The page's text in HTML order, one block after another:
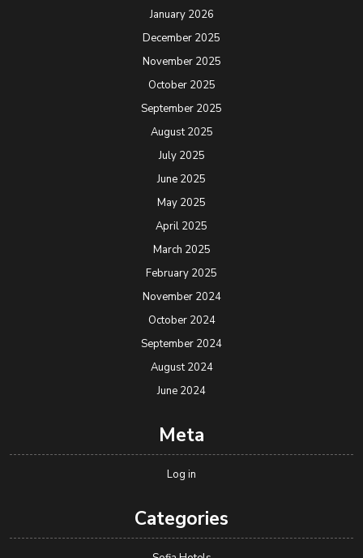
January 2026
December 2025
November 2025
October 2025
September 2025
August 2025
July 2025
June 2025
May 2025
April 2025
March 2025
February 2025
November 2024
October 2024
September 2024
August 2024
June 2024
Meta
Log in
Categories